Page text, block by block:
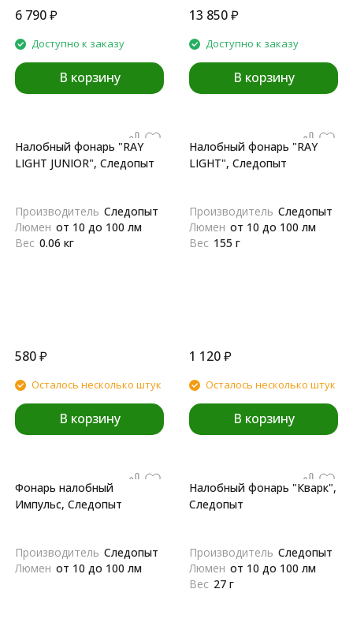
6 790₽
Доступно к заказу
В корзину
13 850₽
Доступно к заказу
В корзину
Налобный фонарь "RAY
LIGHT JUNIOR", Следопыт
Производитель Следопыт
Люмен от 10 до 100 лм
Вес 0.06 кг
580₽
Осталось несколько штук
В корзину
Налобный фонарь "RAY
LIGHT", Следопыт
Производитель Следопыт
Люмен от 10 до 100 лм
Вес 155 г
1 120₽
Осталось несколько штук
В корзину
Фонарь налобный
Импульс, Следопыт
Производитель Следопыт
Люмен от 10 до 100 лм
Налобный фонарь "Кварк",
Следопыт
Производитель Следопыт
Люмен от 10 до 100 лм
Вес 27 г